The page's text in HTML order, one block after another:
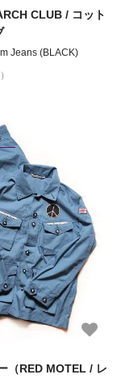
CLUB / コット
Jeans (BLACK)
（RED MOTEL / レ